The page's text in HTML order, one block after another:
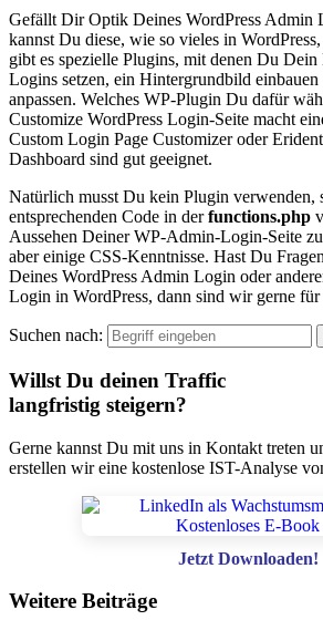
Gefällt Dir Optik Deines WordPress Admin
kannst Du diese, wie so vieles in
gibt es spezielle Plugins, mit denen Du
Logins setzen, ein Hintergrundbild einbauen
anpassen. Welches WP-Plugin Du dafür
Customize WordPress Login-Seite macht
Custom Login Page Customizer oder
Dashboard sind gut geeignet.
Natürlich musst Du kein Plugin verwenden,
entsprechenden Code in derfunctions.php
Aussehen Deiner WP-Admin-Login-Seite
aber einige CSS-Kenntnisse. Hast Du
Deines WordPress Admin Login oder
Login in WordPress, dann sind wir gerne
Suchen nach:
Willst Du deinen Traffic
langfristig steigern?
Gerne kannst Du mit uns in Kontakt treten
erstellen wir eine kostenlose IST-Analyse
Jetzt Downloaden!
Weitere Beiträge